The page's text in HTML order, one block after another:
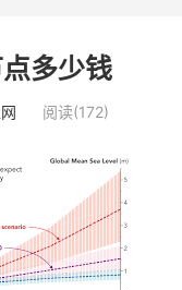
多少钱
阅读(172)